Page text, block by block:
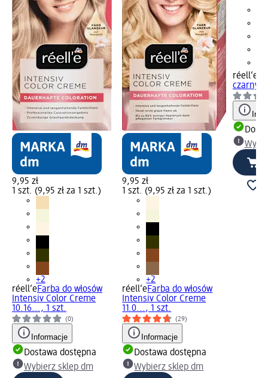
9,95 zł
1 szt. (9,95 zł za 1 szt.)
+2
réell‘eFarba do włosów
Intensiv Color Creme
10.16..., 1 szt.
(0)
Informacje
Dostawa dostępna
Wybierz sklep dm
9,95 zł
1 szt. (9,95 zł za 1 szt.)
+2
réell‘eFarba do włosów
Intensiv Color Creme
11.0..., 1 szt.
(29)
Informacje
Dostawa dostępna
Wybierz sklep dm
réell‘e
czarny